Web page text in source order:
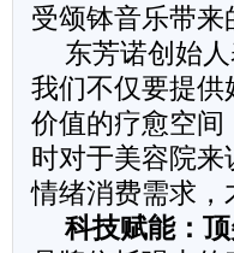
受颂钵音乐带来
东芳诺创始
我们不仅要提
价值的疗愈空
时对于美容院
情绪消费需求，
科技赋能：